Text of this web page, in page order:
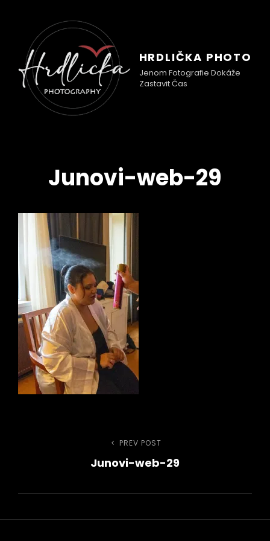
HRDLIČKA PHOTO
Jenom Fotografie Dokáže
Zastavit Čas
Junovi-web-29
Navigace
Previous
Post
PREV POST
Junovi-web-29